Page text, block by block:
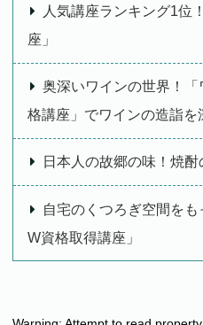
人気講座ランキング1位
座」
奥深いワインの世界！
格講座」でワインの造詣を
日本人の故郷の味！焼酎
自宅のくつろぎ空間を
W資格取得講座」